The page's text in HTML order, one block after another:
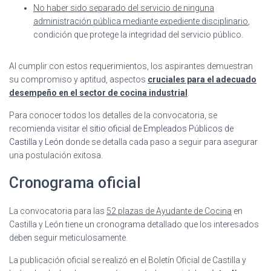
No haber sido separado del servicio de ninguna
administración pública mediante expediente disciplinario
condición que protege la integridad del servicio público.
Al cumplir con estos requerimientos, los aspirantes demuestran
su compromiso y aptitud, aspectos cruciales para el adecuado
desempeño en el sector de cocina industrial
Para conocer todos los detalles de la convocatoria, se
recomienda visitar el sitio oficial de Empleados Públicos de
Castilla y León donde se detalla cada paso a seguir para asegurar
una postulación exitosa.
Cronograma oficial
La convocatoria para las 52 plazas de Ayudante de Cocina en
Castilla y León tiene un cronograma detallado que los interesados
deben seguir meticulosamente.
La publicación oficial se realizó en el Boletín Oficial de Castilla y